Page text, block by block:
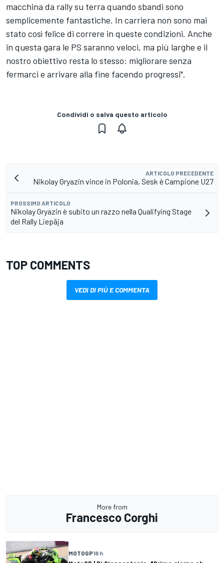
macchina da rally su terra quando sbandi sono
semplicemente fantastiche. In carriera non sono mai
stato così felice di correre in queste condizioni. Anche
in questa gara le PS saranno veloci, ma più larghe e il
nostro obiettivo resta lo stesso: migliorare senza
fermarci e arrivare alla fine facendo progressi".
Condividi o salva questo articolo
ARTICOLO PRECEDENTE
Nikolay Gryazin vince in Polonia, Sesk è Campione U27
PROSSIMO ARTICOLO
Nikolay Gryazin è subito un razzo nella Qualifying Stage
del Rally Liepāja
TOP COMMENTS
VEDI DI PIÙ E COMMENTA
More from
Francesco Corghi
MOTOGP18 h